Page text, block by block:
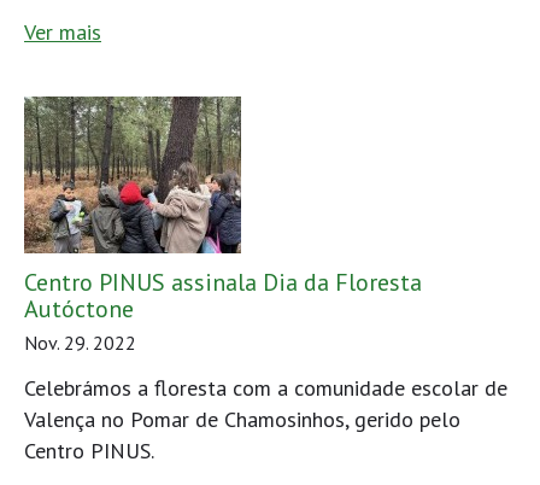
Ver mais
Centro PINUS assinala Dia da Floresta
Autóctone
Nov. 29. 2022
Celebrámos a floresta com a comunidade escolar de
Valença no Pomar de Chamosinhos, gerido pelo
Centro PINUS.